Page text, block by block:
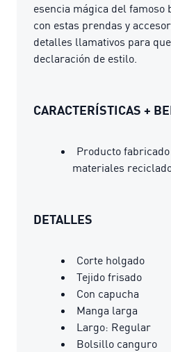
esencia mágica del
con estas prendas y
detalles llamativos para
declaración de estilo.
CARACTERÍSTICAS +
Producto
materiales
DETALLES
Corte holgado
Tejido frisado
Con capucha
Manga larga
Largo: Regular
Bolsillo canguro